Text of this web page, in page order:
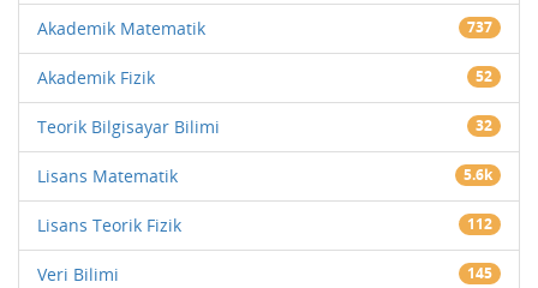
Akademik Matematik 737
Akademik Fizik 52
Teorik Bilgisayar Bilimi 32
Lisans Matematik 5.6k
Lisans Teorik Fizik 112
Veri Bilimi 145